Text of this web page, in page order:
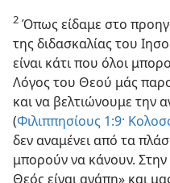
2 Όπως είδαμε στο
της διδασκαλίας του
είναι κάτι που όλοι
Λόγος του Θεού μάς
και να βελτιώνουμε την
(Φιλιππησίους 1:9·
δεν αναμένει από τα
μπορούν να κάνουν.
Θεός είναι αγάπη» και